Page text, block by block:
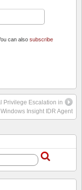
can also subscribe
Privilege Escalation in
Windows Insight IDR Agent